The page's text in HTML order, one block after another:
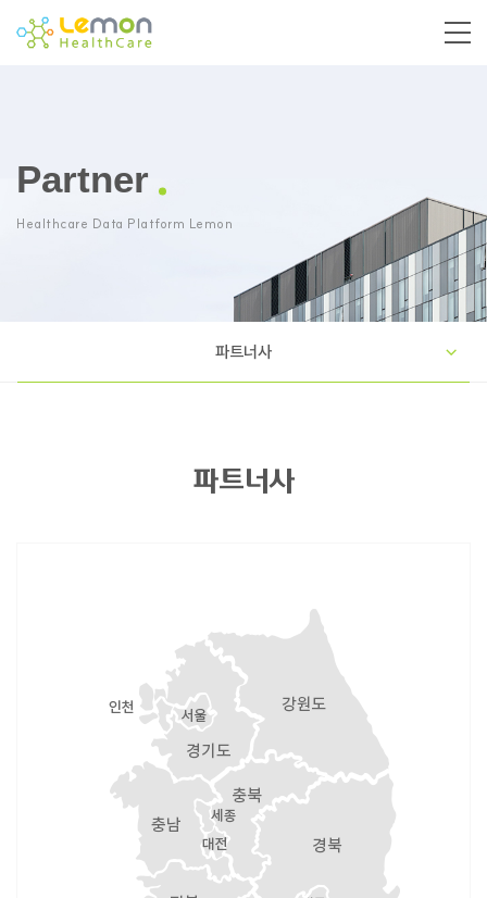
Partner
Healthcare Data Platform Lemon
파트너사
파트너사